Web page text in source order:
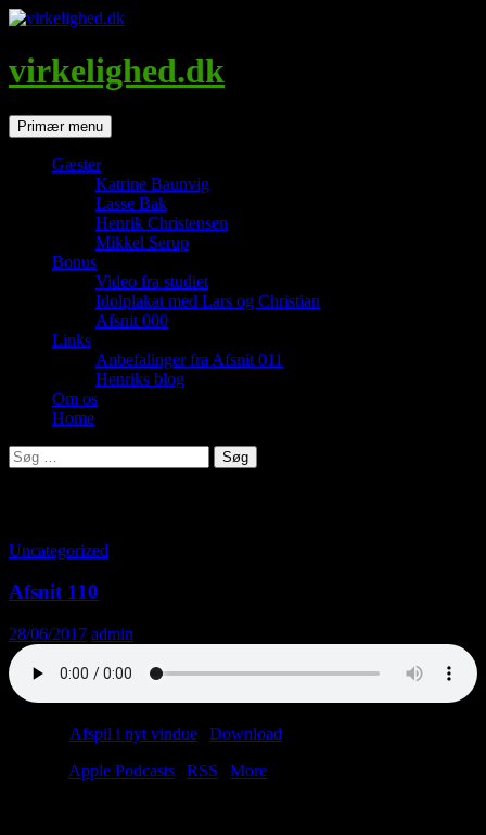
Hop
indhold
virkelighed.dk
SøgPrimær menu
Gæster
Katrine Baunvig
Lasse Bak
Henrik Christensen
Mikkel Serup
Bonus
Video fra studiet
Idolplakat med Lars og Christian
Afsnit 000
Links
Anbefalinger fra Afsnit 011
Henriks blog
Om os
Home
Søg
efter:
Uncategorized
Afsnit 110
28/06/2017 admin
Afspil i nyt vindue Download
Apple Podcasts RSS
More